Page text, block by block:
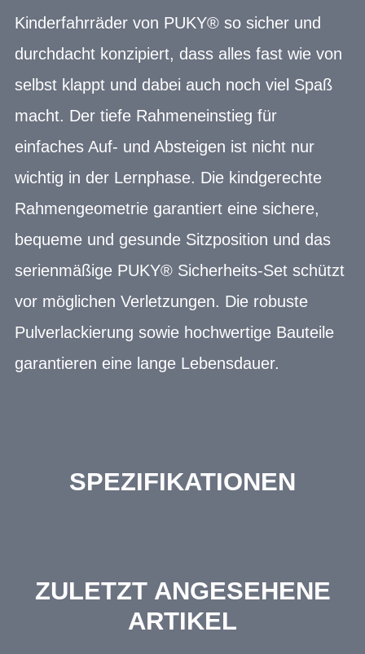
Kinderfahrräder von PUKY® so sicher und
durchdacht konzipiert, dass alles fast wie von
selbst klappt und dabei auch noch viel Spaß
macht. Der tiefe Rahmeneinstieg für
einfaches Auf- und Absteigen ist nicht nur
wichtig in der Lernphase. Die kindgerechte
Rahmengeometrie garantiert eine sichere,
bequeme und gesunde Sitzposition und das
serienmäßige PUKY® Sicherheits-Set schützt
vor möglichen Verletzungen. Die robuste
Pulverlackierung sowie hochwertige Bauteile
garantieren eine lange Lebensdauer.
SPEZIFIKATIONEN
ZULETZT ANGESEHENE
ARTIKEL